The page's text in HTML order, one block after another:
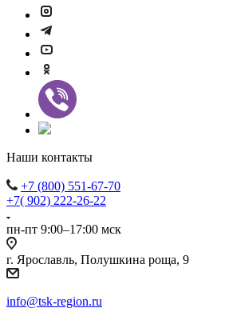
Наши контакты
+7 (800) 551-67-70
+7( 902) 222-26-22
пн-пт 9:00–17:00 мск
г. Ярославль, Полушкина роща, 9
info@tsk-region.ru